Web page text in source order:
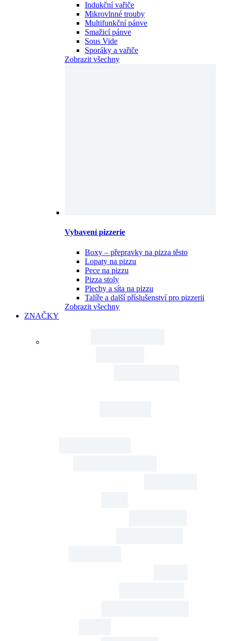
Indukční vařiče
Mikrovlnné trouby
Multifunkční pánve
Smažicí pánve
Sous Vide
Sporáky a vařiče
Zobrazit všechny
Vybavení pizzerie
Boxy – přepravky na pizza těsto
Lopaty na pizzu
Pece na pizzu
Pizza stoly
Plechy a síta na pizzu
Talíře a další příslušenství pro pizzerii
Zobrazit všechny
ZNAČKY